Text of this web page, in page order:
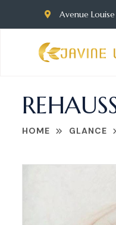
Avenue
HOME GLANCE